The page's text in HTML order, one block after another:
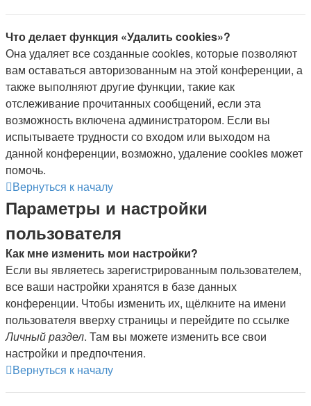
Что делает функция «Удалить cookies»?
Она удаляет все созданные cookies, которые позволяют
вам оставаться авторизованным на этой конференции, а
также выполняют другие функции, такие как
отслеживание прочитанных сообщений, если эта
возможность включена администратором. Если вы
испытываете трудности со входом или выходом на
данной конференции, возможно, удаление cookies может
помочь.
Вернуться к началу
Параметры и настройки
пользователя
Как мне изменить мои настройки?
Если вы являетесь зарегистрированным пользователем,
все ваши настройки хранятся в базе данных
конференции. Чтобы изменить их, щёлкните на имени
пользователя вверху страницы и перейдите по ссылке
Личный раздел. Там вы можете изменить все свои
настройки и предпочтения.
Вернуться к началу